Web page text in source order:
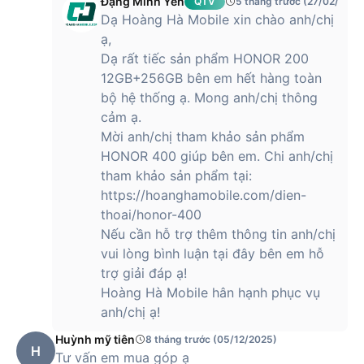
Đánh giá điện thoại Honor 200
12GB/256GB - Hiệu năng vượt trội trong
phân khúc giá tầm trung
Honor là thương hiệu công nghệ nổi tiếng đến từ Trung Quốc.
Ban đầu, Honor được biết đến như một thương hiệu con của
Huawei nhưng hiện tại công ty đã có những định vị riêng trên
thị trường sản xuất điện thoại thông minh. Với thiết kế trẻ
trung cũng các công nghệ hiện đại, sản phẩm mang thương
hiệu Honor rất thu hút người dùng tại nhiều quốc gia. Trong
Honor 200là mẫu điện thoại mới nhất được giới thiệu
trong năm 2024.
Thiết kế Honor 200 12GB/256GB nhỏ gọn, màn
hình cong sang trọng, cao cấp
Chiếc Honor 200 mới ra mắt có các cạnh vuông vức, các góc
được bo tròn tinh tế, toát lên vẻ đẹp sang trọng, cao cấp.
Điện thoại có kích thước 161.5 x 74.6 x 7.7 mm và trọng
không có cảm giác bị nặng và khi bỏ vào túi mang theo rất
dễ dàng.
Dạ Hoàng Hà Mobile xin chào anh/chị
ạ,
Dạ rất tiếc sản phẩm HONOR 200
12GB+256GB bên em hết hàng toàn
bộ hệ thống ạ. Mong anh/chị thông
cảm ạ.
Mời anh/chị tham khảo sản phẩm
HONOR 400 giúp bên em. Chi anh/chị
tham khảo sản phẩm tại:
https://hoanghamobile.com/dien-
thoai/honor-400
Nếu cần hỗ trợ thêm thông tin anh/chị
vui lòng bình luận tại đây bên em hỗ
trợ giải đáp ạ!
Hoàng Hà Mobile hân hạnh phục vụ
anh/chị ạ!
H
Huỳnh mỹ tiên 8 tháng trước (05/12/2025)
Tư vấn em mua góp ạ